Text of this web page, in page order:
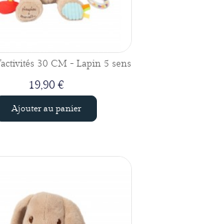
30 CM - Lapin 5 sens
19,90 €
Ajouter au panier